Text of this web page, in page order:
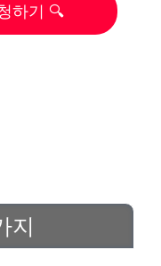
하기 🔍
지